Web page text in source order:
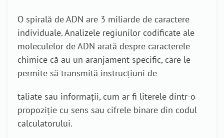
O spirală de ADN are 3 miliarde de caractere
individuale. Analizele regiunilor codificate ale
moleculelor de ADN arată despre caracterele
chimice că au un aranjament specific, care le
permite să transmită instrucțiuni de
taliate sau informații, cum ar fi literele dintr-o
propoziție cu sens sau cifrele binare din codul
calculatorului.